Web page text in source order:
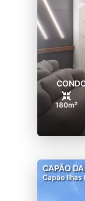
180m²
CAPÃO
Capão Ilhas